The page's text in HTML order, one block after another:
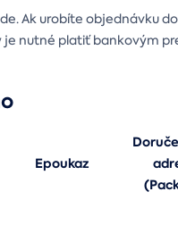
Ak urobíte objednávku
je nutné platiť bankovým
Epoukaz